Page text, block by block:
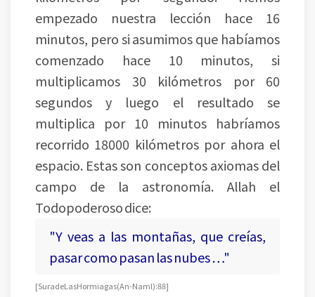
empezado nuestra lección hace 16
minutos, pero si asumimos que habíamos
comenzado hace 10 minutos, si
multiplicamos 30 kilómetros por 60
segundos y luego el resultado se
multiplica por 10 minutos habríamos
recorrido 18000 kilómetros por ahora el
espacio. Estas son conceptos axiomas del
campo de la astronomía. Allah el
Todopoderoso dice:
"Y veas a las montañas, que creías,
pasar como pasan las nubes …"
[Sura de Las Hormiagas (An-Naml):88]